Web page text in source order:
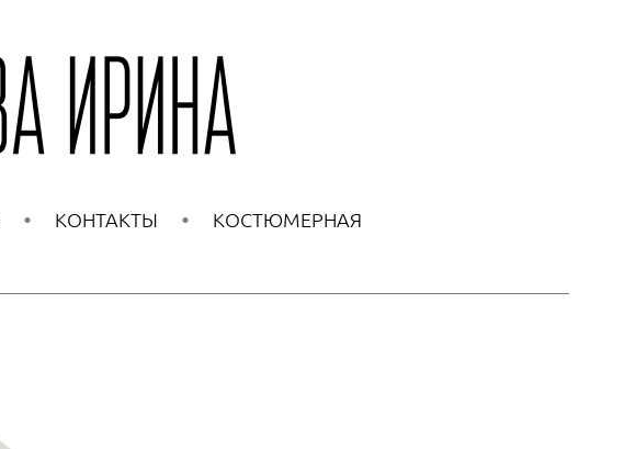
КОНТАКТЫ КОСТЮМЕРНАЯ